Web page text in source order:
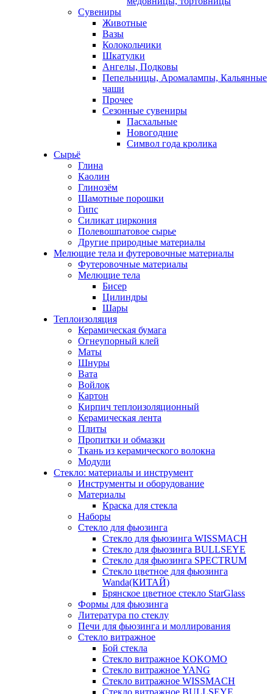
Сувениры
Животные
Вазы
Колокольчики
Шкатулки
Ангелы, Подковы
Пепельницы, Аромалампы, Кальянные
чаши
Прочее
Сезонные сувениры
Пасхальные
Новогодние
Символ года кролика
Сырьё
Глина
Каолин
Глинозём
Шамотные порошки
Гипс
Силикат циркония
Полевошпатовое сырье
Другие природные материалы
Мелющие тела и футеровочные материалы
Футеровочные материалы
Мелющие тела
Бисер
Цилиндры
Шары
Теплоизоляция
Керамическая бумага
Огнеупорный клей
Маты
Шнуры
Вата
Войлок
Картон
Кирпич теплоизоляционный
Керамическая лента
Плиты
Пропитки и обмазки
Ткань из керамического волокна
Модули
Стекло: материалы и инструмент
Инструменты и оборудование
Материалы
Краска для стекла
Наборы
Стекло для фьюзинга
Стекло для фьюзинга WISSMACH
Стекло для фьюзинга BULLSEYE
Стекло для фьюзинга SPECTRUM
Стекло цветное для фьюзинга
Wanda(КИТАЙ)
Брянское цветное стекло StarGlass
Формы для фьюзинга
Литература по стеклу
Печи для фьюзинга и моллирования
Стекло витражное
Бой стекла
Стекло витражное KOKOMO
Стекло витражное YANG
Стекло витражное WISSMACH
Стекло витражное BULLSEYE